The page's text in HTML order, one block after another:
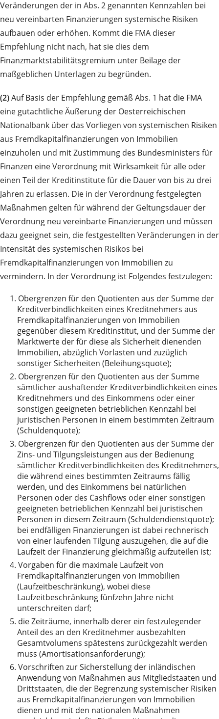
Veränderungen der in Abs. 2 genannten Kennzahlen bei
neu vereinbarten Finanzierungen systemische Risiken
aufbauen oder erhöhen. Kommt die FMA dieser
Empfehlung nicht nach, hat sie dies dem
Finanzmarktstabilitätsgremium unter Beilage der
maßgeblichen Unterlagen zu begründen.
(2)Auf Basis der Empfehlung gemäß Abs. 1 hat die FMA
eine gutachtliche Äußerung der Oesterreichischen
Nationalbank über das Vorliegen von systemischen Risiken
aus Fremdkapitalfinanzierungen von Immobilien
einzuholen und mit Zustimmung des Bundesministers für
Finanzen eine Verordnung mit Wirksamkeit für alle oder
einen Teil der Kreditinstitute für die Dauer von bis zu drei
Jahren zu erlassen. Die in der Verordnung festgelegten
Maßnahmen gelten für während der Geltungsdauer der
Verordnung neu vereinbarte Finanzierungen und müssen
dazu geeignet sein, die festgestellten Veränderungen in der
Intensität des systemischen Risikos bei
Fremdkapitalfinanzierungen von Immobilien zu
vermindern. In der Verordnung ist Folgendes festzulegen:
1. Obergrenzen für den Quotienten aus der Summe der
Kreditverbindlichkeiten eines Kreditnehmers aus
Fremdkapitalfinanzierungen von Immobilien
gegenüber diesem Kreditinstitut, und der Summe der
Marktwerte der für diese als Sicherheit dienenden
Immobilien, abzüglich Vorlasten und zuzüglich
sonstiger Sicherheiten (Beleihungsquote);
2. Obergrenzen für den Quotienten aus der Summe
sämtlicher aushaftender Kreditverbindlichkeiten eines
Kreditnehmers und des Einkommens oder einer
sonstigen geeigneten betrieblichen Kennzahl bei
juristischen Personen in einem bestimmten Zeitraum
(Schuldenquote);
3. Obergrenzen für den Quotienten aus der Summe der
Zins- und Tilgungsleistungen aus der Bedienung
sämtlicher Kreditverbindlichkeiten des Kreditnehmers,
die während eines bestimmten Zeitraums fällig
werden, und des Einkommens bei natürlichen
Personen oder des Cashflows oder einer sonstigen
geeigneten betrieblichen Kennzahl bei juristischen
Personen in diesem Zeitraum (Schuldendienstquote);
bei endfälligen Finanzierungen ist dabei rechnerisch
von einer laufenden Tilgung auszugehen, die auf die
Laufzeit der Finanzierung gleichmäßig aufzuteilen ist;
4. Vorgaben für die maximale Laufzeit von
Fremdkapitalfinanzierungen von Immobilien
(Laufzeitbeschränkung), wobei diese
Laufzeitbeschränkung fünfzehn Jahre nicht
unterschreiten darf;
5. die Zeiträume, innerhalb derer ein festzulegender
Anteil des an den Kreditnehmer ausbezahlten
Gesamtvolumens spätestens zurückgezahlt werden
muss (Amortisationsanforderung);
6. Vorschriften zur Sicherstellung der inländischen
Anwendung von Maßnahmen aus Mitgliedstaaten und
Drittstaaten, die der Begrenzung systemischer Risiken
aus Fremdkapitalfinanzierungen von Immobilien
dienen und mit den nationalen Maßnahmen